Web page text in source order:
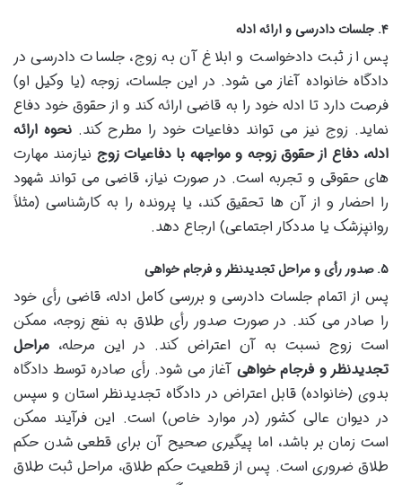
۴. جلسات دادرسی و ارائه ادله
پس از ثبت دادخواست و ابلاغ آن به زوج، جلسات دادرسی در
دادگاه خانواده آغاز می شود. در این جلسات، زوجه (یا وکیل او)
فرصت دارد تا ادله خود را به قاضی ارائه کند و از حقوق خود دفاع
نماید. زوج نیز می تواند دفاعیات خود را مطرح کند. نحوه ارائه
ادله، دفاع از حقوق زوجه و مواجهه با دفاعیات زوج نیازمند مهارت
های حقوقی و تجربه است. در صورت نیاز، قاضی می تواند شهود
را احضار و از آن ها تحقیق کند، یا پرونده را به کارشناسی (مثلاً
روانپزشک یا مددکار اجتماعی) ارجاع دهد.
۵. صدور رأی و مراحل تجدیدنظر و فرجام خواهی
پس از اتمام جلسات دادرسی و بررسی کامل ادله، قاضی رأی خود
را صادر می کند. در صورت صدور رأی طلاق به نفع زوجه، ممکن
است زوج نسبت به آن اعتراض کند. در این مرحله، مراحل
تجدیدنظر و فرجام خواهی آغاز می شود. رأی صادره توسط دادگاه
بدوی (خانواده) قابل اعتراض در دادگاه تجدیدنظر استان و سپس
در دیوان عالی کشور (در موارد خاص) است. این فرآیند ممکن
است زمان بر باشد، اما پیگیری صحیح آن برای قطعی شدن حکم
طلاق ضروری است. پس از قطعیت حکم طلاق، مراحل ثبت طلاق